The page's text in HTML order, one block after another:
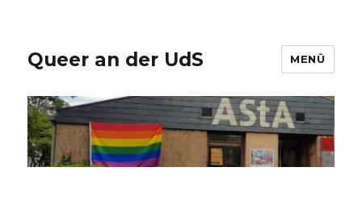
Queer an der UdS MENÜ